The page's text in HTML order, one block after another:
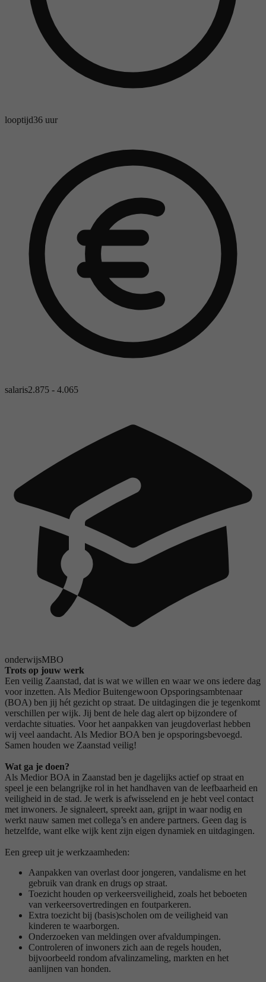
looptijd36 uur
salaris2.875 - 4.065
onderwijsMBO
Trots op jouw werk
Een veilig Zaanstad, dat is wat we willen en waar we ons iedere dag
voor inzetten. Als Medior Buitengewoon Opsporingsambtenaar
(BOA) ben jij hét gezicht op straat. De uitdagingen die je tegenkomt
verschillen per wijk. Jij bent de hele dag alert op bijzondere of
verdachte situaties. Voor het aanpakken van jeugdoverlast hebben
wij veel aandacht. Als Medior BOA ben je opsporingsbevoegd.
Samen houden we Zaanstad veilig!
Wat ga je doen?
Als Medior BOA in Zaanstad ben je dagelijks actief op straat en
speel je een belangrijke rol in het handhaven van de leefbaarheid en
veiligheid in de stad. Je werk is afwisselend en je hebt veel contact
met inwoners. Je signaleert, spreekt aan, grijpt in waar nodig en
werkt nauw samen met collega’s en andere partners. Geen dag is
hetzelfde, want elke wijk kent zijn eigen dynamiek en uitdagingen.
Een greep uit je werkzaamheden:
Aanpakken van overlast door jongeren, vandalisme en het
gebruik van drank en drugs op straat.
Toezicht houden op verkeersveiligheid, zoals het beboeten
van verkeersovertredingen en foutparkeren.
Extra toezicht bij (basis)scholen om de veiligheid van
kinderen te waarborgen.
Onderzoeken van meldingen over afvaldumpingen.
Controleren of inwoners zich aan de regels houden,
bijvoorbeeld rondom afvalinzameling, markten en het
aanlijnen van honden.